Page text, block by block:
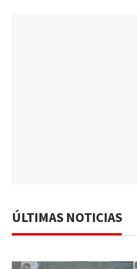
ÚLTIMAS NOTICIAS